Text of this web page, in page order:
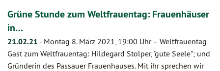
Grüne Stunde zum Weltfrauentag: Frauenhäuser
in…
21.02.21 - Montag 8. März 2021, 19:00 Uhr – Weltfrauentag
Gast zum Weltfrauentag: Hildegard Stolper, "gute Seele"; und
Gründerin des Passauer Frauenhauses. Mit ihr sprechen wir